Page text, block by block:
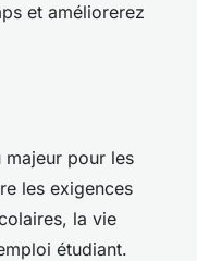
et améliorerez
majeur pour les
les exigences
la vie
étudiant.